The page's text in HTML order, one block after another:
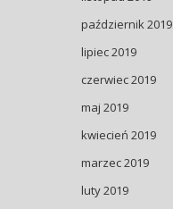
październik 2019
lipiec 2019
czerwiec 2019
maj 2019
kwiecień 2019
marzec 2019
luty 2019